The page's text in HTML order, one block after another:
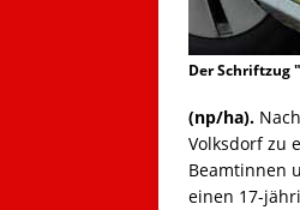
Der Schriftzug
(np/ha).
Volksdorf zu
Beamtinnen
einen 17-